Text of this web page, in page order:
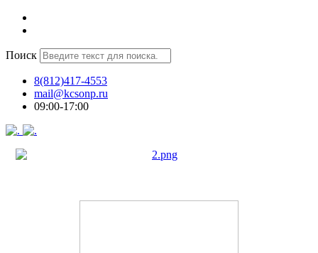
Поиск
8(812)417-4553
mail@kcsonp.ru
09:00-17:00